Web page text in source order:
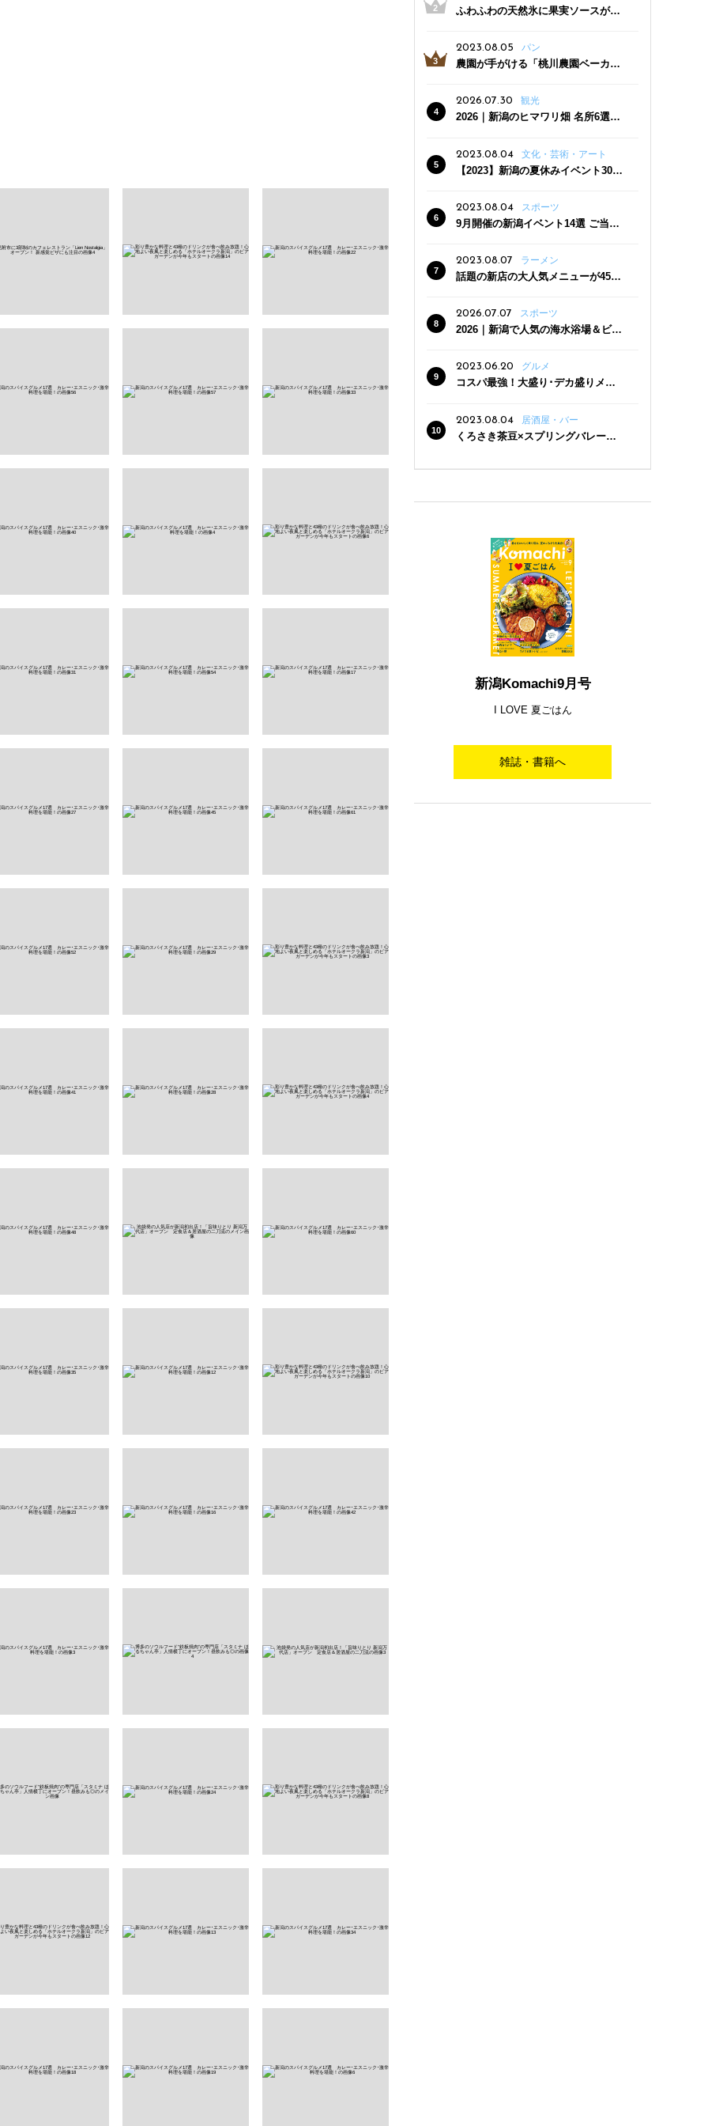
ふわふわの天然氷に果実ソースがた
三条駅近くにオープン
2023.08.05 パン
農園が手がける「桃川農園ベーカリ
った焼きたてパンのほか、ジェラー
トやスムージーも
2026.07.30 観光
2026｜新潟のヒマワリ畑 名所6選
2023.08.04
文化・芸術・アート
【2023】新潟の夏休みイベント30
2023.08.04
スポーツ
9月開催の新潟イベント14選 ご当地
2023.08.07 ラーメン
話題の新店の大人気メニューが450
クーポン登場
2026.07.07 スポーツ
2026｜新潟で人気の海水浴場＆ビー
2023.06.20
グルメ
コスパ最強！大盛り･デカ盛りメニ
2023.08.04
居酒屋・バー
くろさき茶豆×スプリングバレー豊
新潟Komachi9月号
I LOVE 夏ごはん
雑誌・書籍へ